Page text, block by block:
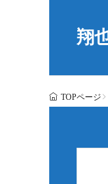
翔
TOPページ